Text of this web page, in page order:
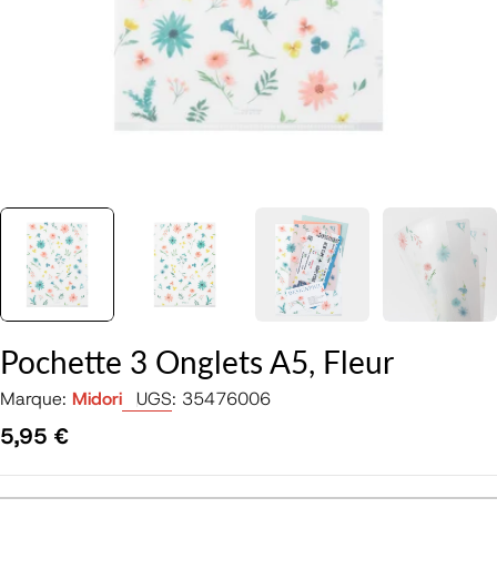
Pochette 3 Onglets A5, Fleur
Marque: Midori UGS: 35476006
Prix
régulier
5,95 €